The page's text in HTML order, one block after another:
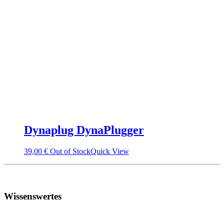
Dynaplug DynaPlugger
39,00 € Out of StockQuick View
Wissenswertes